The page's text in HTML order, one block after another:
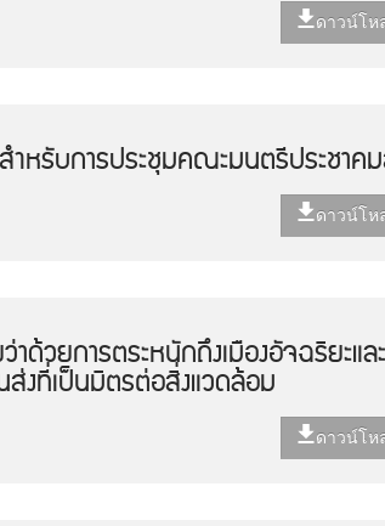
ดาวน์โห
ำหรับการประชุมคณะมนตรีประชา
ดาวน์โห
วยการตระหนักถึงเมืองอัจฉริยะแล
ส่งที่เป็นมิตรต่อสิ่งแวดล้อม
ดาวน์โห